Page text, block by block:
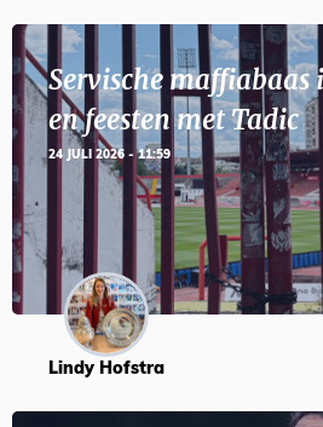
Servische
en feesten met Tadic
24 JULI 2026 - 11:59
Lindy Hofstra